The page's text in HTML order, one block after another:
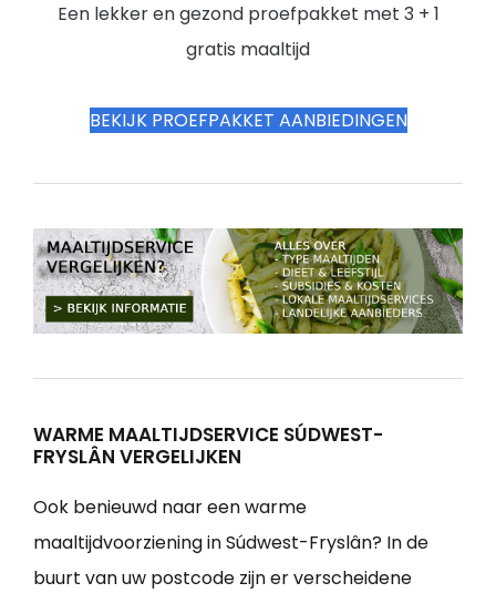
Een lekker en gezond proefpakket met 3 + 1
gratis maaltijd
BEKIJK PROEFPAKKET AANBIEDINGEN
WARME MAALTIJDSERVICE SÚDWEST-
FRYSLÂN VERGELIJKEN
Ook benieuwd naar een warme
maaltijdvoorziening in Súdwest-Fryslân? In de
buurt van uw postcode zijn er verscheidene